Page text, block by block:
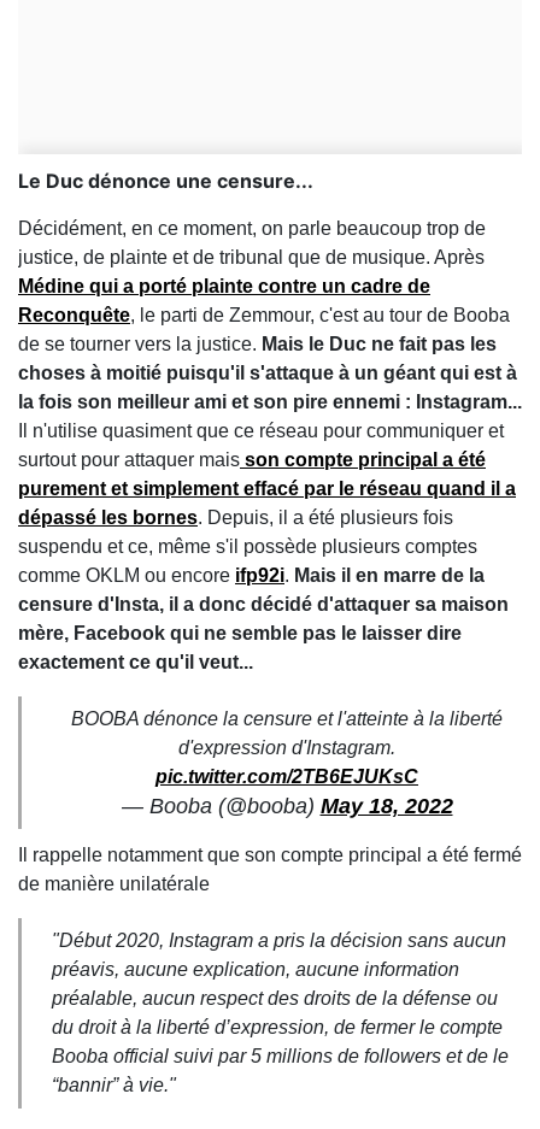
Le Duc dénonce une censure...
Décidément, en ce moment, on parle beaucoup trop de
justice, de plainte et de tribunal que de musique. Après
Médine qui a porté plainte contre un cadre de
Reconquête, le parti de Zemmour, c'est au tour de Booba
de se tourner vers la justice. Mais le Duc ne fait pas les
choses à moitié puisqu'il s'attaque à un géant qui est à
la fois son meilleur ami et son pire ennemi : Instagram...
Il n'utilise quasiment que ce réseau pour communiquer et
surtout pour attaquer mais son compte principal a été
purement et simplement effacé par le réseau quand il a
dépassé les bornes. Depuis, il a été plusieurs fois
suspendu et ce, même s'il possède plusieurs comptes
comme OKLM ou encore ifp92i. Mais il en marre de la
censure d'Insta, il a donc décidé d'attaquer sa maison
mère, Facebook qui ne semble pas le laisser dire
exactement ce qu'il veut...
BOOBA dénonce la censure et l'atteinte à la liberté
d'expression d'Instagram.
pic.twitter.com/2TB6EJUKsC
— Booba (@booba) May 18, 2022
Il rappelle notammentque son compte principal a été fermé
de manière unilatérale
"Début 2020, Instagram a pris la décision sans aucun
préavis, aucune explication, aucune information
préalable, aucun respect des droits de la défense ou
du droit à la liberté d’expression, de fermer le compte
Booba official suivi par 5 millions de followers et de le
“bannir” à vie."